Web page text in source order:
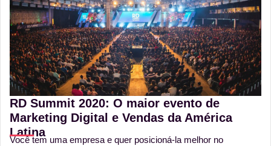
RD Summit 2020: O maior evento de
Marketing Digital e Vendas da América
Latina
Você tem uma empresa e quer posicioná-la melhor no